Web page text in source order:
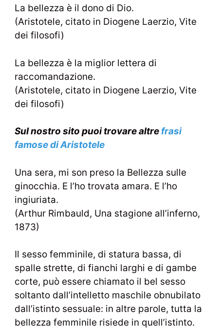
La bellezza è il dono di Dio.
(Aristotele, citato in Diogene Laerzio, Vite
dei filosofi)
La bellezza è la miglior lettera di
raccomandazione.
(Aristotele, citato in Diogene Laerzio, Vite
dei filosofi)
Sul nostro sito puoi trovare altre frasi
famose di Aristotele
Una sera, mi son preso la Bellezza sulle
ginocchia. E l’ho trovata amara. E l’ho
ingiuriata.
(Arthur Rimbauld, Una stagione all’inferno,
1873)
Il sesso femminile, di statura bassa, di
spalle strette, di fianchi larghi e di gambe
corte, può essere chiamato il bel sesso
soltanto dall’intelletto maschile obnubilato
dall’istinto sessuale: in altre parole, tutta la
bellezza femminile risiede in quell’istinto.